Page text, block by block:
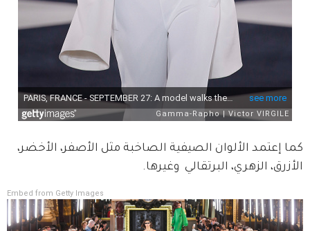
كما إعتمد الألوان الصيفية الصاخبة مثل الأصفر، الأخضر،
الأزرق، الزهري، البرتقالي  وغيرها.
Embed from Getty Images